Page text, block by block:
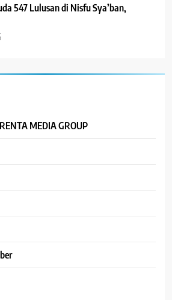
547 Lulusan di Nisfu Sya’ban,
MEDIA GROUP